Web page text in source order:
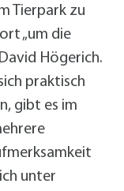
Tierpark zu
„um die
Högerich.
praktisch
gibt es im
unter